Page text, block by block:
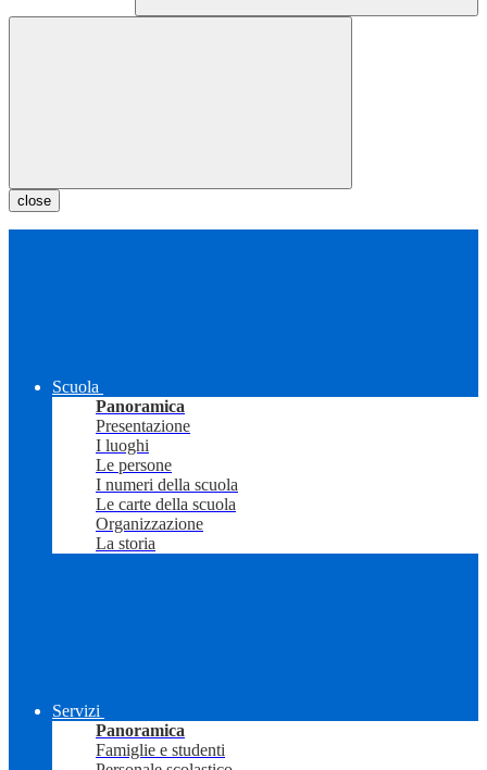
close
Scuola
Panoramica
Presentazione
I luoghi
Le persone
I numeri della scuola
Le carte della scuola
Organizzazione
La storia
Servizi
Panoramica
Famiglie e studenti